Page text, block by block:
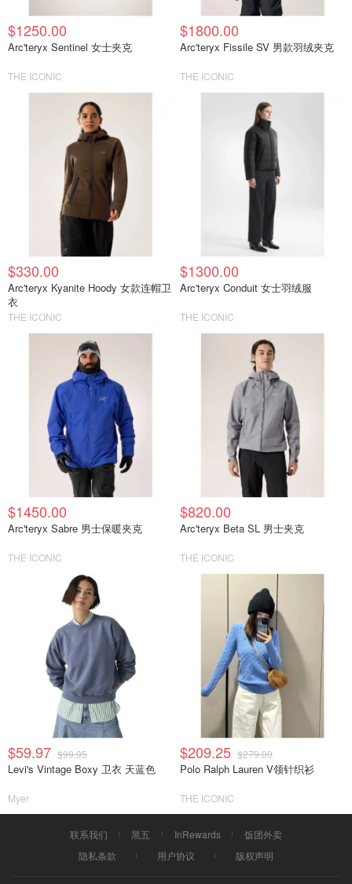
$1250.00
Arc'teryx Sentinel 女士夹克
THE ICONIC
$1800.00
Arc'teryx Fissile SV 男款羽绒夹克
THE ICONIC
$330.00
Arc'teryx Kyanite Hoody 女款连帽卫
衣
THE ICONIC
$1300.00
Arc'teryx Conduit 女士羽绒服
THE ICONIC
$1450.00
Arc'teryx Sabre 男士保暖夹克
THE ICONIC
$820.00
Arc'teryx Beta SL 男士夹克
THE ICONIC
$59.97 $99.95
Levi's Vintage Boxy 卫衣 天蓝色
Myer
$209.25 $279.00
Polo Ralph Lauren V领针织衫
THE ICONIC
联系我们 黑五 InRewards
饭团外卖
隐私条款
用户协议 版权声明